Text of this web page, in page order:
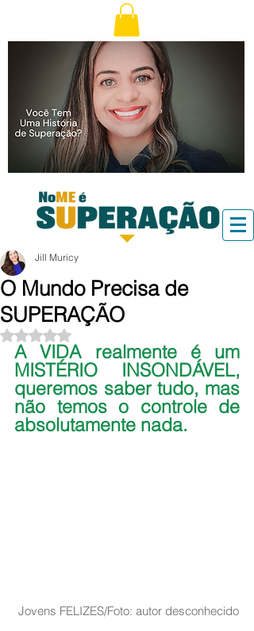
O Mundo Precisa de
SUPERAÇÃO
Jill Muricy
Avaliado com NaN de 5 estrelas.
A VIDA realmente é um
MISTÉRIO INSONDÁVEL,
queremos saber tudo, mas
não temos o controle de
absolutamente nada.
Jovens FELIZES/Foto: autor desconhecido